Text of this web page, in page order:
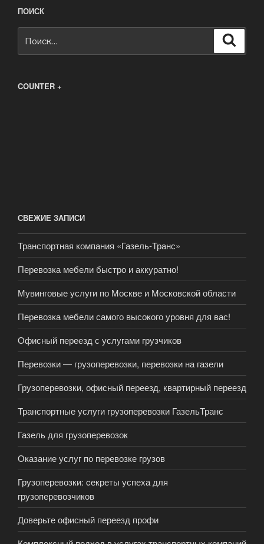
ПОИСК
COUNTER +
СВЕЖИЕ ЗАПИСИ
Транспортная компания «Газель-Транс»
Перевозка мебели быстро и аккуратно!
Мувинговые услуги по Москве и Московской области
Перевозка мебели самого высокого уровня для вас!
Офисный переезд с услугами грузчиков
Перевозки — грузоперевозки, перевозки на газели
Грузоперевозки, офисный переезд, квартирный переезд
Транспортные услуги грузоперевозки ГазельТранс
Газель для грузоперевозок
Оказание услуг по перевозке грузов
Грузоперевозки: cекреты успеха для
грузоперевозчиков
Доверьте офисный переезд профи